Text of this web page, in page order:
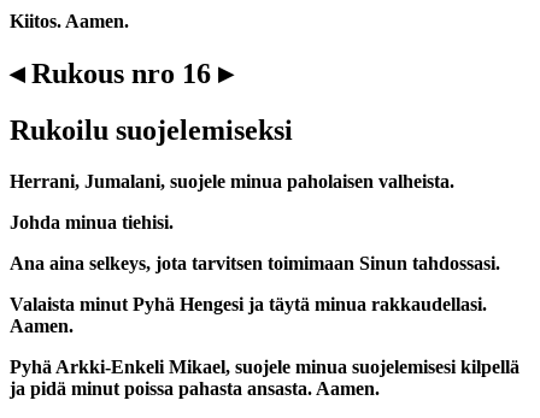
Kiitos. Aamen.
◂ Rukous nro 16 ▸
Rukoilu suojelemiseksi
Herrani, Jumalani, suojele minua paholaisen valheista.
Johda minua tiehisi.
Ana aina selkeys, jota tarvitsen toimimaan Sinun tahdossasi.
Valaista minut Pyhä Hengesi ja täytä minua rakkaudellasi.
Aamen.
Pyhä Arkki-Enkeli Mikael, suojele minua suojelemisesi kilpellä
ja pidä minut poissa pahasta ansasta. Aamen.